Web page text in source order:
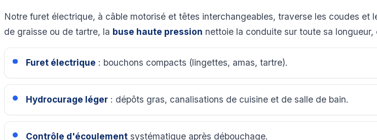
Notre furet électrique, à câble motorisé et têtes interchangeables, traverse les coudes et
de graisse ou de tartre, la buse haute pression nettoie la conduite sur toute sa
Furet électrique : bouchons compacts (lingettes, amas, tartre).
Hydrocurage léger: dépôts gras, canalisations de cuisine et de salle de bain.
Contrôle d'écoulementsystématique après débouchage.